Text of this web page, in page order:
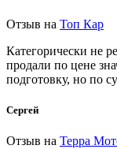
Отзыв на Топ Кар
Категорически не
продали по цене
подготовку, но по
Сергей
Отзыв на Терра